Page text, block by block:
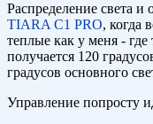
Распределение света и
TIARA C1 PRO, когда
теплые как у меня -
получается 120
градусов основного
Управление попросту